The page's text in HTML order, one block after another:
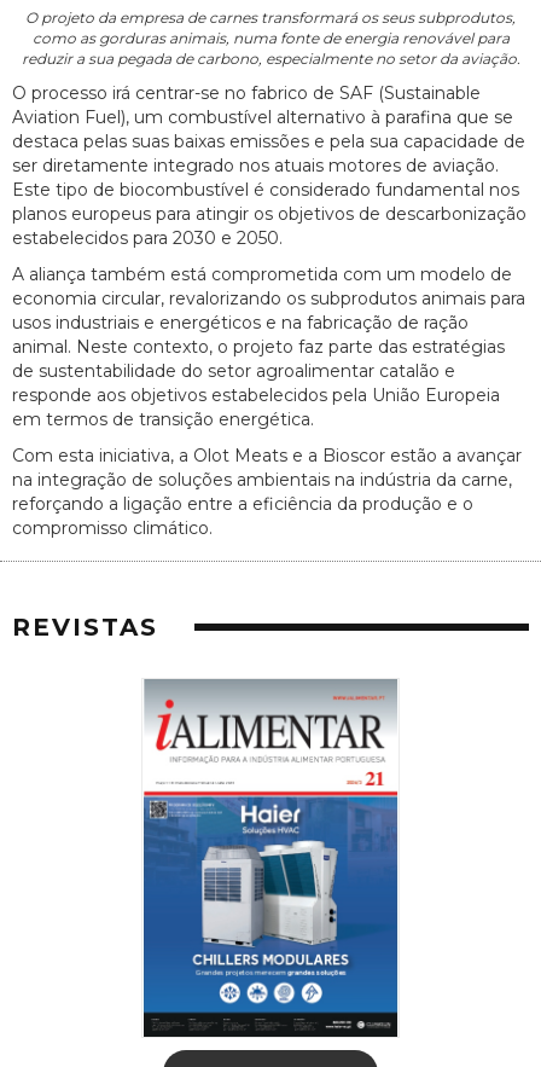
O projeto da empresa de carnes transformará os seus subprodutos,
como as gorduras animais, numa fonte de energia renovável para
reduzir a sua pegada de carbono, especialmente no setor da aviação.
O processo irá centrar-se no fabrico de SAF (Sustainable
Aviation Fuel), um combustível alternativo à parafina que se
destaca pelas suas baixas emissões e pela sua capacidade de
ser diretamente integrado nos atuais motores de aviação.
Este tipo de biocombustível é considerado fundamental nos
planos europeus para atingir os objetivos de descarbonização
estabelecidos para 2030 e 2050.
A aliança também está comprometida com um modelo de
economia circular, revalorizando os subprodutos animais para
usos industriais e energéticos e na fabricação de ração
animal. Neste contexto, o projeto faz parte das estratégias
de sustentabilidade do setor agroalimentar catalão e
responde aos objetivos estabelecidos pela União Europeia
em termos de transição energética.
Com esta iniciativa, a Olot Meats e a Bioscor estão a avançar
na integração de soluções ambientais na indústria da carne,
reforçando a ligação entre a eficiência da produção e o
compromisso climático.
REVISTAS